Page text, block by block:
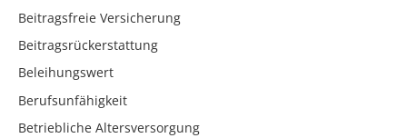
Beitragsfreie Versicherung
Beitragsrückerstattung
Beleihungswert
Berufsunfähigkeit
Betriebliche Altersversorgung